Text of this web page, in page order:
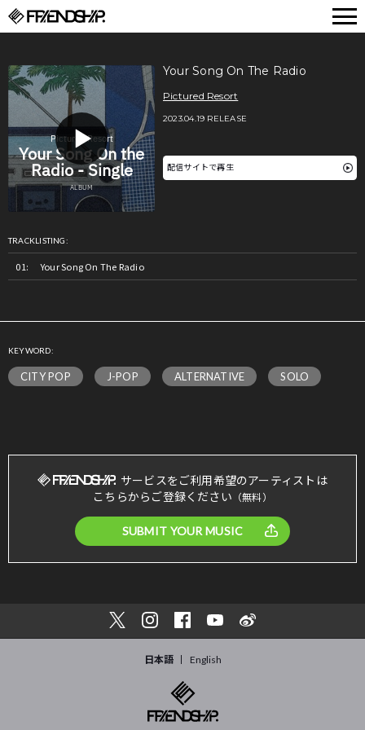
Your Song On The Radio
Pictured Resort
2023.04.19 RELEASE
配信サイトで再生
TRACKLISTING:
Your Song On The Radio
KEYWORD:
CITY POP J-POP ALTERNATIVE SOLO
サービスをご利用希望のアーティストは
こちらからご登録ください （無料）
SUBMIT YOUR MUSIC
日本語 English